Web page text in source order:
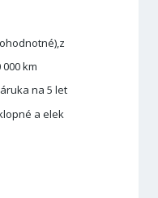
km
na 5 let
a elek